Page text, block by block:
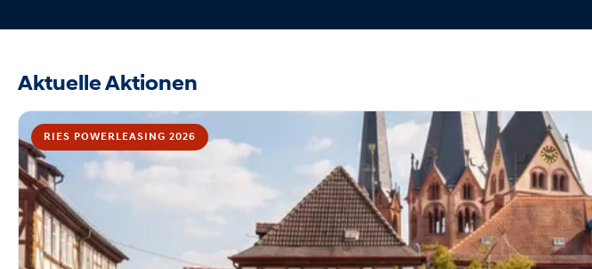
Aktuelle Aktionen
RIES POWERLEASING 2026